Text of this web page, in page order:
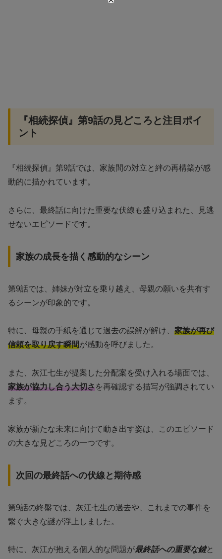
『相続探偵』第9話の見どころと注目ポイ
ント
『相続探偵』第9話では、家族間の対立と絆の再構築が感
動的に描かれています。
さらに、最終話に向けた重要な伏線も盛り込まれた、見逃
せないエピソードです。
家族の成長を描く感動的なシーン
第9話では、姉妹が対立を乗り越え、母親の願いを共有す
るシーンが印象的です。
特に、母親の手紙を通じて過去の誤解が解け、 家族が再び
信頼を取り戻す瞬間が感動を呼びました。
また、灰江七生が提案した分配案を受け入れる場面では、
家族が協力し合う大切さを再確認する描写が強調されてい
ます。
家族が新たな未来に向けて動き出す姿は、このエピソード
の大きな見どころの一つです。
次回の最終話への伏線と期待感
第9話の終盤では、灰江七生の過去や、これまでの事件を
繋ぐ大きな謎が浮上しました。
特に、灰江が抱える個人的な問題が最終話への重要な鍵と